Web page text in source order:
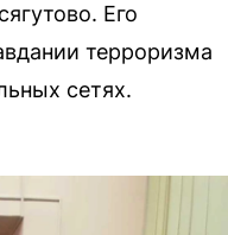
Его
терроризма
сетях.